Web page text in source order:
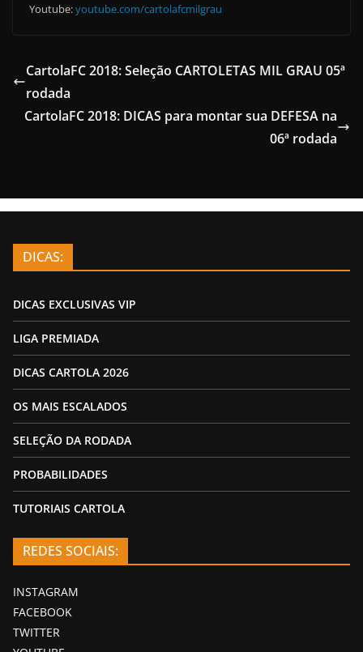
Youtube:youtube.com/cartolafcmilgrau
CartolaFC 2018: Seleção CARTOLETAS MIL GRAU 05ª
rodada
CartolaFC 2018: DICAS para montar sua DEFESA na
06ª rodada
DICAS:
DICAS EXCLUSIVAS VIP
LIGA PREMIADA
DICAS CARTOLA 2026
OS MAIS ESCALADOS
SELEÇÃO DA RODADA
PROBABILIDADES
TUTORIAIS CARTOLA
REDES SOCIAIS:
INSTAGRAM
FACEBOOK
TWITTER